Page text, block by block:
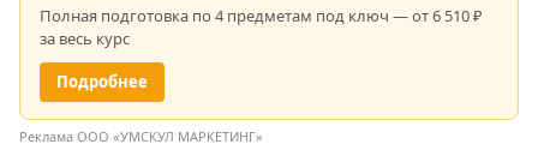
Полная подготовка по 4 предметам под ключ — от 6 510 ₽
за весь курс
Подробнее
Реклама ООО «УМСКУЛ МАРКЕТИНГ»